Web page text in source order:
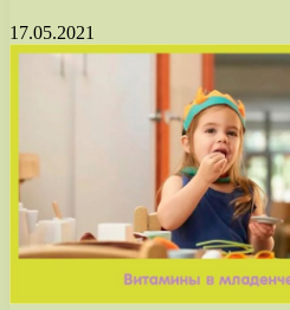
17.05.2021